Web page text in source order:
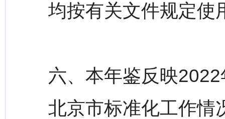
均按有关文件规定使
六、本年鉴反映
北京市标准化工作情